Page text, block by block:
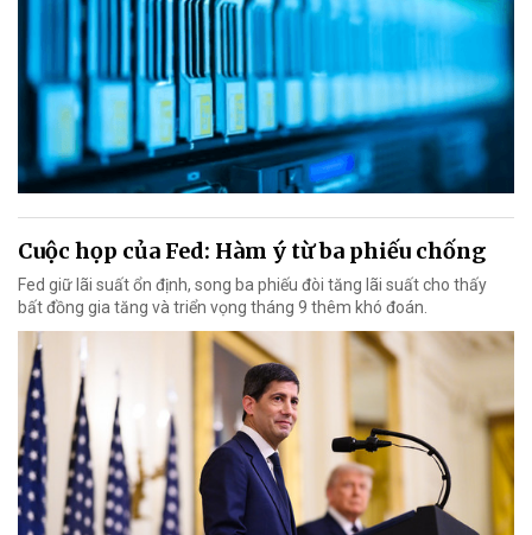
Cuộc họp của Fed: Hàm ý từ ba phiếu chống
Fed giữ lãi suất ổn định, song ba phiếu đòi tăng lãi suất cho thấy
bất đồng gia tăng và triển vọng tháng 9 thêm khó đoán.